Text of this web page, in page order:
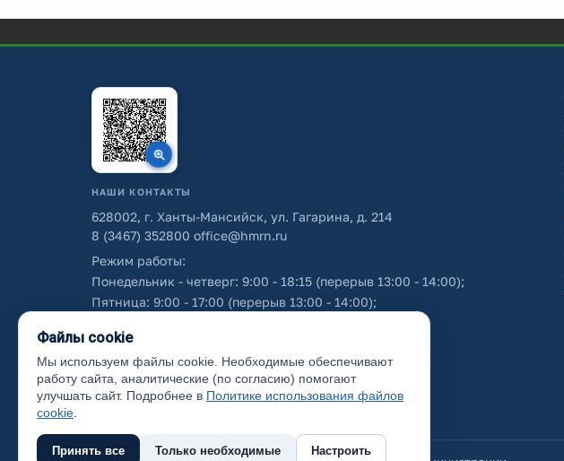
НАШИ КОНТАКТЫ
628002, г. Ханты-Мансийск, ул. Гагарина, д. 214
8 (3467) 352800 office@hmrn.ru
Режим работы:
Понедельник - четверг: 9:00 - 18:15 (перерыв 13:00 - 14:00);
Пятница: 9:00 - 17:00 (перерыв 13:00 - 14:00);
Об использовании персональных данных
Файлы cookie
Мы используем файлы cookie. Необходимые обеспечивают
работу сайта, аналитические (по согласию) помогают
улучшать сайт. Подробнее в Политике использования файлов
cookie
Принять все Только необходимые Настроить